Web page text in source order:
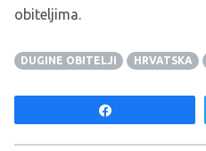
obiteljima.
DUGINE OBITELJI HRVATSKA